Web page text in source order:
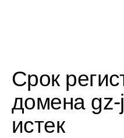
Срок
домена
истек